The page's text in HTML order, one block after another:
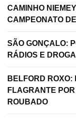
CAMINHO
CAMPEONATO
SÃO GONÇALO:
RÁDIOS E
BELFORD ROXO:
FLAGRANTE
ROUBADO